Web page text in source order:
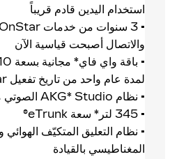
استخدام اليدين قادم قريباً
والاتصال أصبحت قياسية الآن
لمدة عام واحد من تاريخ تفعيل OnStar®*
• نظام AKG* Studio الصوتي مع 21 مكبر صوت
• 345 لتر* سعة eTrunk®
• نظام التعليق المتكيّف الهوائي
المغناطيسي بالقيادة